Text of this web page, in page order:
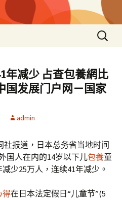
搜
尋
鍵
字:
年减少 占查包養網比
国发展门户网－国家
admin
社报道，日本总务省当地时间
国人在内的14岁以下儿包養童
少25万人，连续41年减少。
得在日本法定假日“儿童节”(5